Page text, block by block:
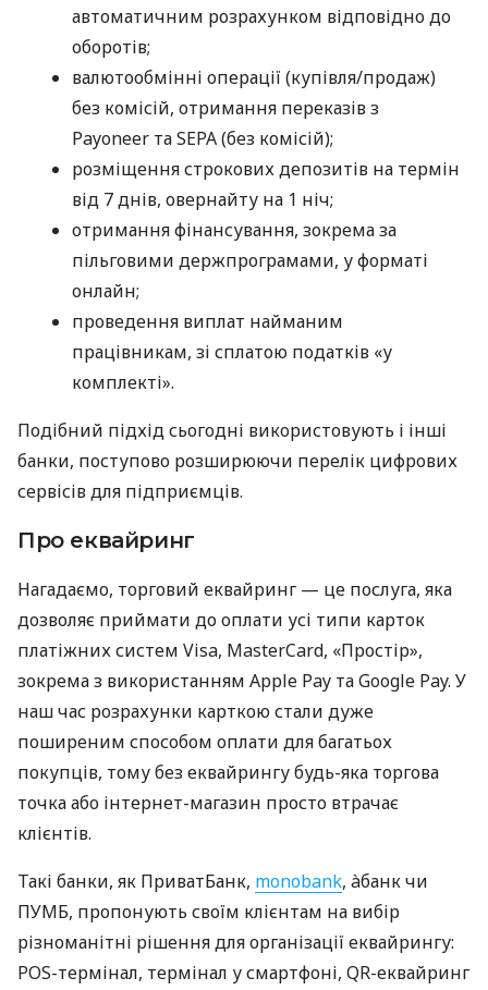
автоматичним розрахунком відповідно до
оборотів;
валютообмінні операції (купівля/продаж)
без комісій, отримання переказів з
Payoneer та SEPA (без комісій);
розміщення строкових депозитів на термін
від 7 днів, овернайту на 1 ніч;
отримання фінансування, зокрема за
пільговими держпрограмами, у форматі
онлайн;
проведення виплат найманим
працівникам, зі сплатою податків «у
комплекті».
Подібний підхід сьогодні використовують і інші
банки, поступово розширюючи перелік цифрових
сервісів для підприємців.
Про еквайринг
Нагадаємо, торговий еквайринг — це послуга, яка
дозволяє приймати до оплати усі типи карток
платіжних систем Visa, MasterCard, «Простір»,
зокрема з використанням Apple Pay та Google Pay. У
наш час розрахунки карткою стали дуже
поширеним способом оплати для багатьох
покупців, тому без еквайрингу будь-яка торгова
точка або інтернет-магазин просто втрачає
клієнтів.
Такі банки, як ПриватБанк, monobank, àбанк чи
ПУМБ, пропонують своїм клієнтам на вибір
різноманітні рішення для організації еквайрингу:
POS-термінал, термінал у смартфоні, QR-еквайринг